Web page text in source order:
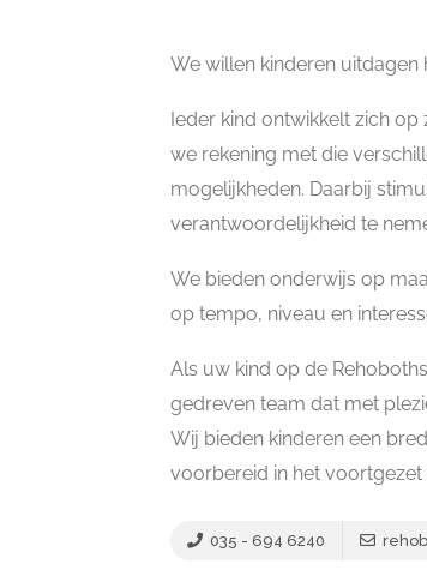
We willen kinderen uitdagen
Ieder kind ontwikkelt zich
we rekening met die
mogelijkheden. Daarbij
verantwoordelijkheid te
We bieden onderwijs op
op tempo, niveau en
Als uw kind op de
gedreven team dat met
Wij bieden kinderen een
voorbereid in het
035 - 694 6240